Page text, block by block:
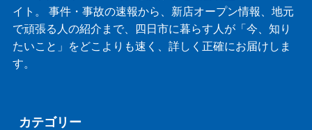
イト。 事件・事故の速報から、新店オープン情報、地元
で頑張る人の紹介まで、四日市に暮らす人が「今、知り
たいこと」をどこよりも速く、詳しく正確にお届けしま
す。
カテゴリー